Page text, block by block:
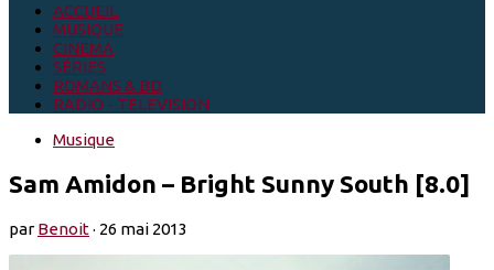
ACCUEIL
MUSIQUE
CINEMA
SÉRIES
ROMANS & BD
RADIO - TELEVISION
Musique
Sam Amidon – Bright Sunny South [8.0]
parBenoit· 26 mai 2013